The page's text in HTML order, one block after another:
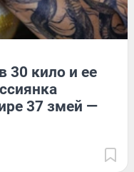
30 кило и ее
37 змей —